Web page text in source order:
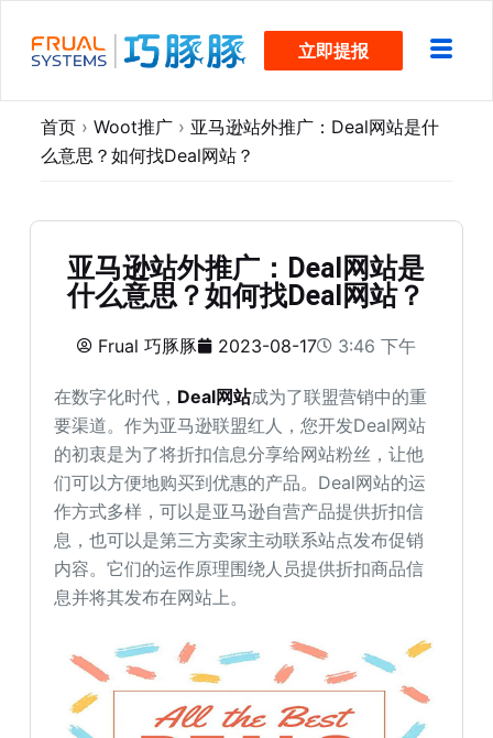
过
立即提报
首页 › Woot推广 › 亚马逊站外推广：Deal网站是什
么意思？如何找Deal网站？
亚马逊站外推广：Deal网站是
什么意思？如何找Deal网站？
Frual 巧豚豚 2023-08-17 3:46 下午
在数字化时代， Deal网站成为了联盟营销中的重
要渠道。作为亚马逊联盟红人，您开发Deal网站
的初衷是为了将折扣信息分享给网站粉丝，让他
们可以方便地购买到优惠的产品。Deal网站的运
作方式多样，可以是亚马逊自营产品提供折扣信
息，也可以是第三方卖家主动联系站点发布促销
内容。它们的运作原理围绕人员提供折扣商品信
息并将其发布在网站上。